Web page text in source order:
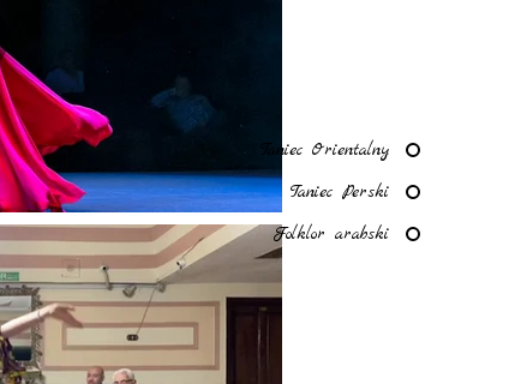
Taniec Orientalny
Taniec Perski
Folklor arabski